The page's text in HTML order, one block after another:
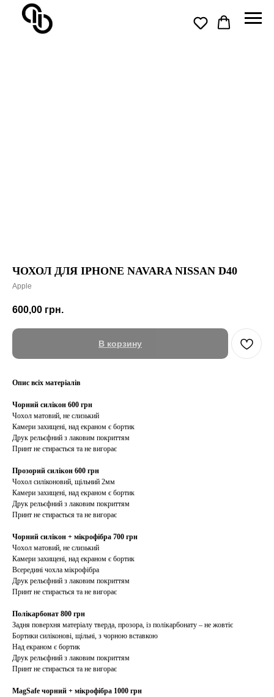
ЧОХОЛ ДЛЯ IPHONE NAVARA NISSAN D40
Apple
600,00 грн.
В корзину
Опис всіх матеріалів
Чорний силікон 600 грн
Чохол матовий, не слизький
Камери захищені, над екраном є бортик
Друк рельєфний з лаковим покриттям
Принт не стирається та не вигорає
Прозорий силікон 600 грн
Чохол силіконовий, щільний 2мм
Камери захищені, над екраном є бортик
Друк рельєфний з лаковим покриттям
Принт не стирається та не вигорає
Чорний силікон + мікрофібра 700 грн
Чохол матовий, не слизький
Камери захищені, над екраном є бортик
Всередині чохла мікрофібра
Друк рельєфний з лаковим покриттям
Принт не стирається та не вигорає
Полікарбонат 800 грн
Задня поверхня матеріалу тверда, прозора, із полікарбонату – не жовтіє
Бортики силіконові, щільні, з чорною вставкою
Над екраном є бортик
Друк рельєфний з лаковим покриттям
Принт не стирається та не вигорає
MagSafe чорний + мікрофібра 1000 грн